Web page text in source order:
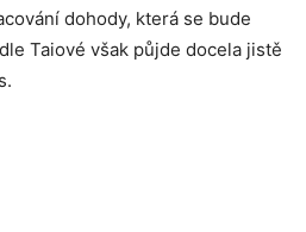
dohody, která se bude
Taiové však půjde docela jistě